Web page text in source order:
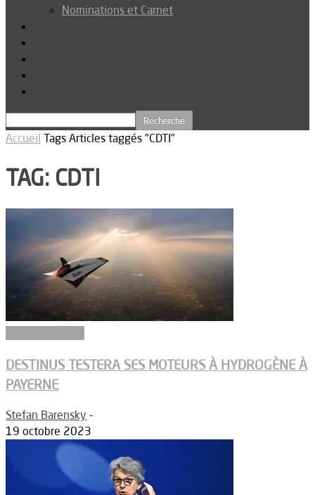
Nominations et Carnet
Accueil Tags Articles taggés "CDTI"
TAG: CDTI
DESTINUS TESTERA SES MOTEURS À HYDROGÈNE À
PAYERNE
Stefan Barensky -
19 octobre 2023